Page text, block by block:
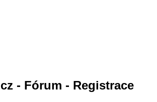
- Fórum - Registrace